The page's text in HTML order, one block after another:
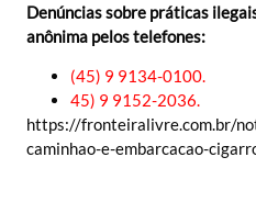
Denúncias sobre práticas
anônima pelos telefones:
(45) 9 9134-0100.
45) 9 9152-2036.
https://fronteiralivre.com.br/
caminhao-e-embarcacao-